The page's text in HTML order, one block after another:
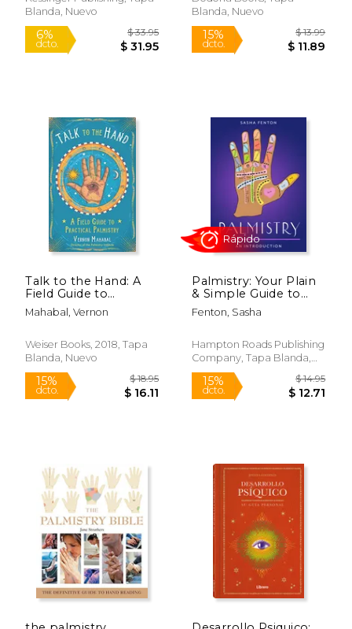
15%
dcto. $ 25.49
6%
dcto.
6%
dcto.
$ 36.36
$ 34.22
6%
dcto.
(en Alemán)
Blanda, Nuevo
Blanda, Nuevo
Talk to the Hand: A
Field Guide to
Practical Palmistry
(en Inglés)
Mahabal, Vernon
Weiser Books, 2018, Tapa
Blanda, Nuevo
Palmistry: Your Plain
& Simple Guide to
Reading Destiny in
Your Hands (en
Fenton, Sasha
Hampton Roads Publishing
Company, Tapa Blanda,
Nuevo